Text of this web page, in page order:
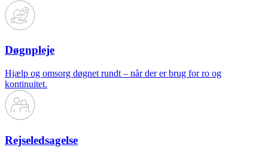
Døgnpleje
Hjælp og omsorg døgnet rundt – når der er brug for ro og
kontinuitet.
Rejseledsagelse